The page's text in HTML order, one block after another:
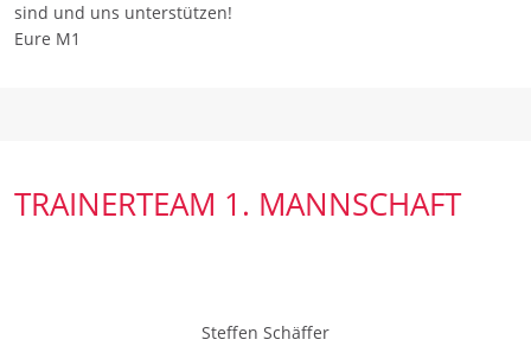
sind und uns unterstützen!
Eure M1
TRAINERTEAM 1. MANNSCHAFT
Steffen Schäffer